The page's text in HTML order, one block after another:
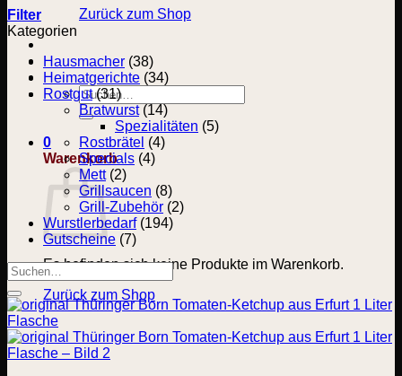
Zurück zum Shop
Suchen
nach:
0
Warenkorb
Es befinden sich keine Produkte im Warenkorb.
Zurück zum Shop
Filter
Kategorien
Hausmacher (38)
Heimatgerichte (34)
Rostgut (31)
Bratwurst (14)
Spezialitäten (5)
Rostbrätel (4)
Specials (4)
Mett (2)
Grillsaucen (8)
Grill-Zubehör (2)
Wurstlerbedarf (194)
Gutscheine (7)
Suchen
nach: